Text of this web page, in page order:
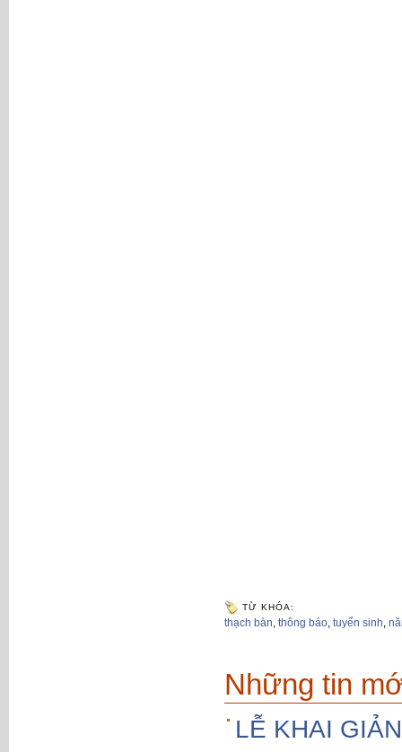
TỪ KHÓA:
thạch bàn, thông báo, tuyển sinh,
Những tin
LỄ KHAI